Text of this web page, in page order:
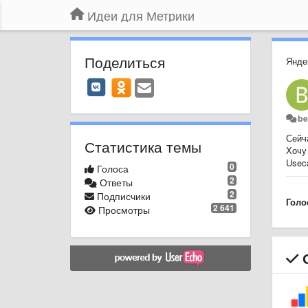
Идеи для Метрики
Поделиться
Статистика темы
0
Голоса
2
Ответы
2
Подписчики
2 641
Просмотры